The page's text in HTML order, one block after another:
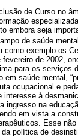
de Curso no
embora seja
de saúde
como exemplo os
fevereiro de 2002,
para os serviços
em saúde mental,
ocupacional e
interesse à
ingresso na
em vista a
Esse
política de